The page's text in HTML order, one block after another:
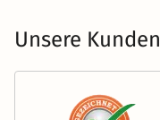
Unsere Kunden